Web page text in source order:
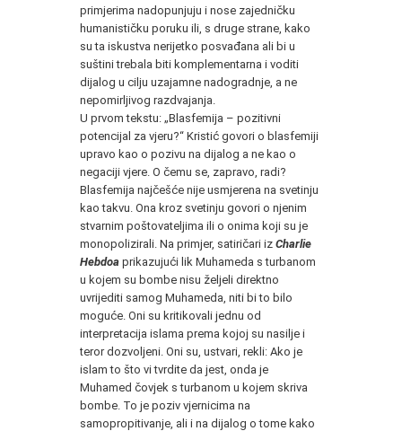
primjerima nadopunjuju i nose zajedničku
humanističku poruku ili, s druge strane, kako
su ta iskustva nerijetko posvađana ali bi u
suštini trebala biti komplementarna i voditi
dijalog u cilju uzajamne nadogradnje, a ne
nepomirljivog razdvajanja.
U prvom tekstu: „Blasfemija – pozitivni
potencijal za vjeru?“ Kristić govori o blasfemiji
upravo kao o pozivu na dijalog a ne kao o
negaciji vjere. O čemu se, zapravo, radi?
Blasfemija najčešće nije usmjerena na svetinju
kao takvu. Ona kroz svetinju govori o njenim
stvarnim poštovateljima ili o onima koji su je
monopolizirali. Na primjer, satiričari iz Charlie
Hebdoa prikazujući lik Muhameda s turbanom
u kojem su bombe nisu željeli direktno
uvrijediti samog Muhameda, niti bi to bilo
moguće. Oni su kritikovali jednu od
interpretacija islama prema kojoj su nasilje i
teror dozvoljeni. Oni su, ustvari, rekli: Ako je
islam to što vi tvrdite da jest, onda je
Muhamed čovjek s turbanom u kojem skriva
bombe. To je poziv vjernicima na
samopropitivanje, ali i na dijalog o tome kako